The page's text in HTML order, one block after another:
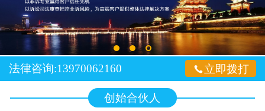
专家团队
赣商业绩
赣商研究
立即拨打
法律咨询:13970062160
创始合伙人